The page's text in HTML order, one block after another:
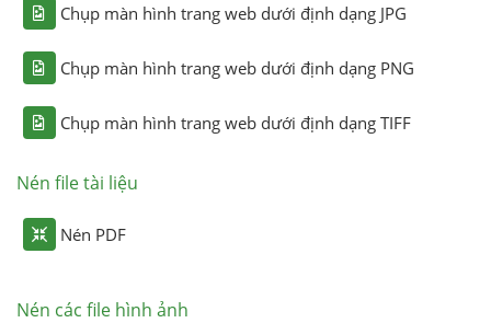
Chụp màn hình trang web dưới định dạng JPG
Chụp màn hình trang web dưới định dạng PNG
Chụp màn hình trang web dưới định dạng TIFF
Nén file tài liệu
Nén PDF
Nén các file hình ảnh